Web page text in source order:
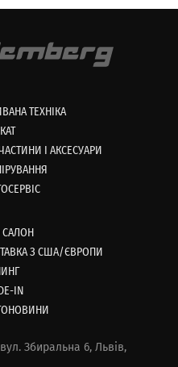
ТЕХНІКА
І АКСЕСУАРИ
САЛОН
З США/ЄВРОПИ
IN
вул. Збиральна 6, Львів,